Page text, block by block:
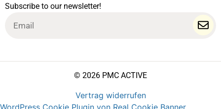
Subscribe to our newsletter!
© 2026 PMC ACTIVE
Vertrag widerrufen